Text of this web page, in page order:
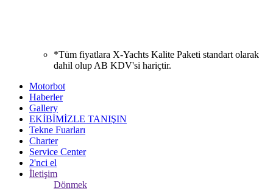
*Tüm fiyatlara X-Yachts Kalite Paketi standart olarak
dahil olup AB KDV'si hariçtir.
Motorbot
Haberler
Gallery
EKİBİMİZLE TANIŞIN
Tekne Fuarları
Charter
Service Center
2'nci el
İletişim
Dönmek